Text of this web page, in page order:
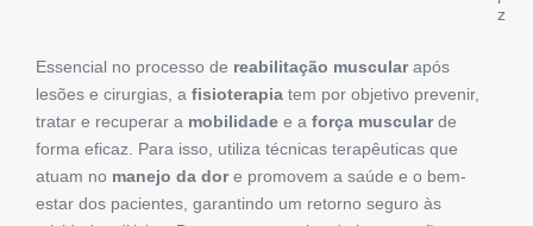
z
Essencial no processo de reabilitação muscularapós
lesões e cirurgias, a fisioterapia tem por objetivo prevenir,
tratar e recuperar a mobilidade e a força muscularde
forma eficaz. Para isso, utiliza técnicas terapêuticas que
atuam no manejo da dore promovem a saúde e o bem-
estar dos pacientes, garantindo um retorno seguro às